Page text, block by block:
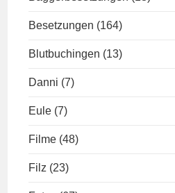
Besetzungen (164)
Blutbuchingen (13)
Danni (7)
Eule (7)
Filme (48)
Filz (23)